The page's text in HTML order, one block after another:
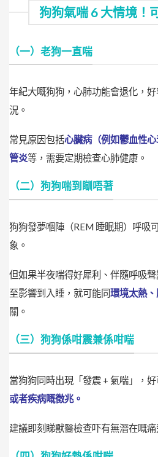
狗狗氣喘 6 大情境！
（一）老狗一直喘
年紀大嘅狗狗，心肺功能會退化，
況。
常見原因包括心臟病（例如鬱血性
管炎等，需要定期檢查心肺健康。
（二）狗狗喘到瞓唔著
狗狗發夢嗰陣（REM 睡眠期）呼吸
象。
但如果半夜喘得好犀利、伴隨呼吸
至影響到入睡，就可能同環境太熱
關。
（三）狗狗係咁震兼係咁喘
當狗狗同時出現「發震 + 氣喘」，
或者疾病嘅徵兆。
建議即刻睇獸醫檢查吓有無潛在嘅痛